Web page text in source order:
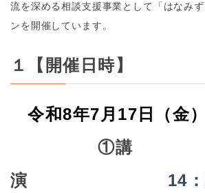
流を深める相談支援事業として「はなみ
ンを開催しています。
１【開催日時】
令和8年7月17日（金）
①講
演 14